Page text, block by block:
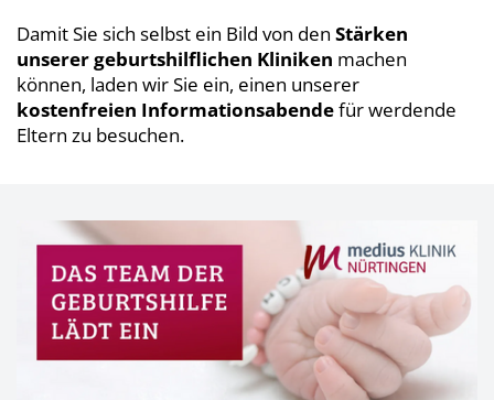
Damit Sie sich selbst ein Bild von den Stärken
unserer geburtshilflichen Kliniken machen
können, laden wir Sie ein, einen unserer
kostenfreien Informationsabendefür werdende
Eltern zu besuchen.